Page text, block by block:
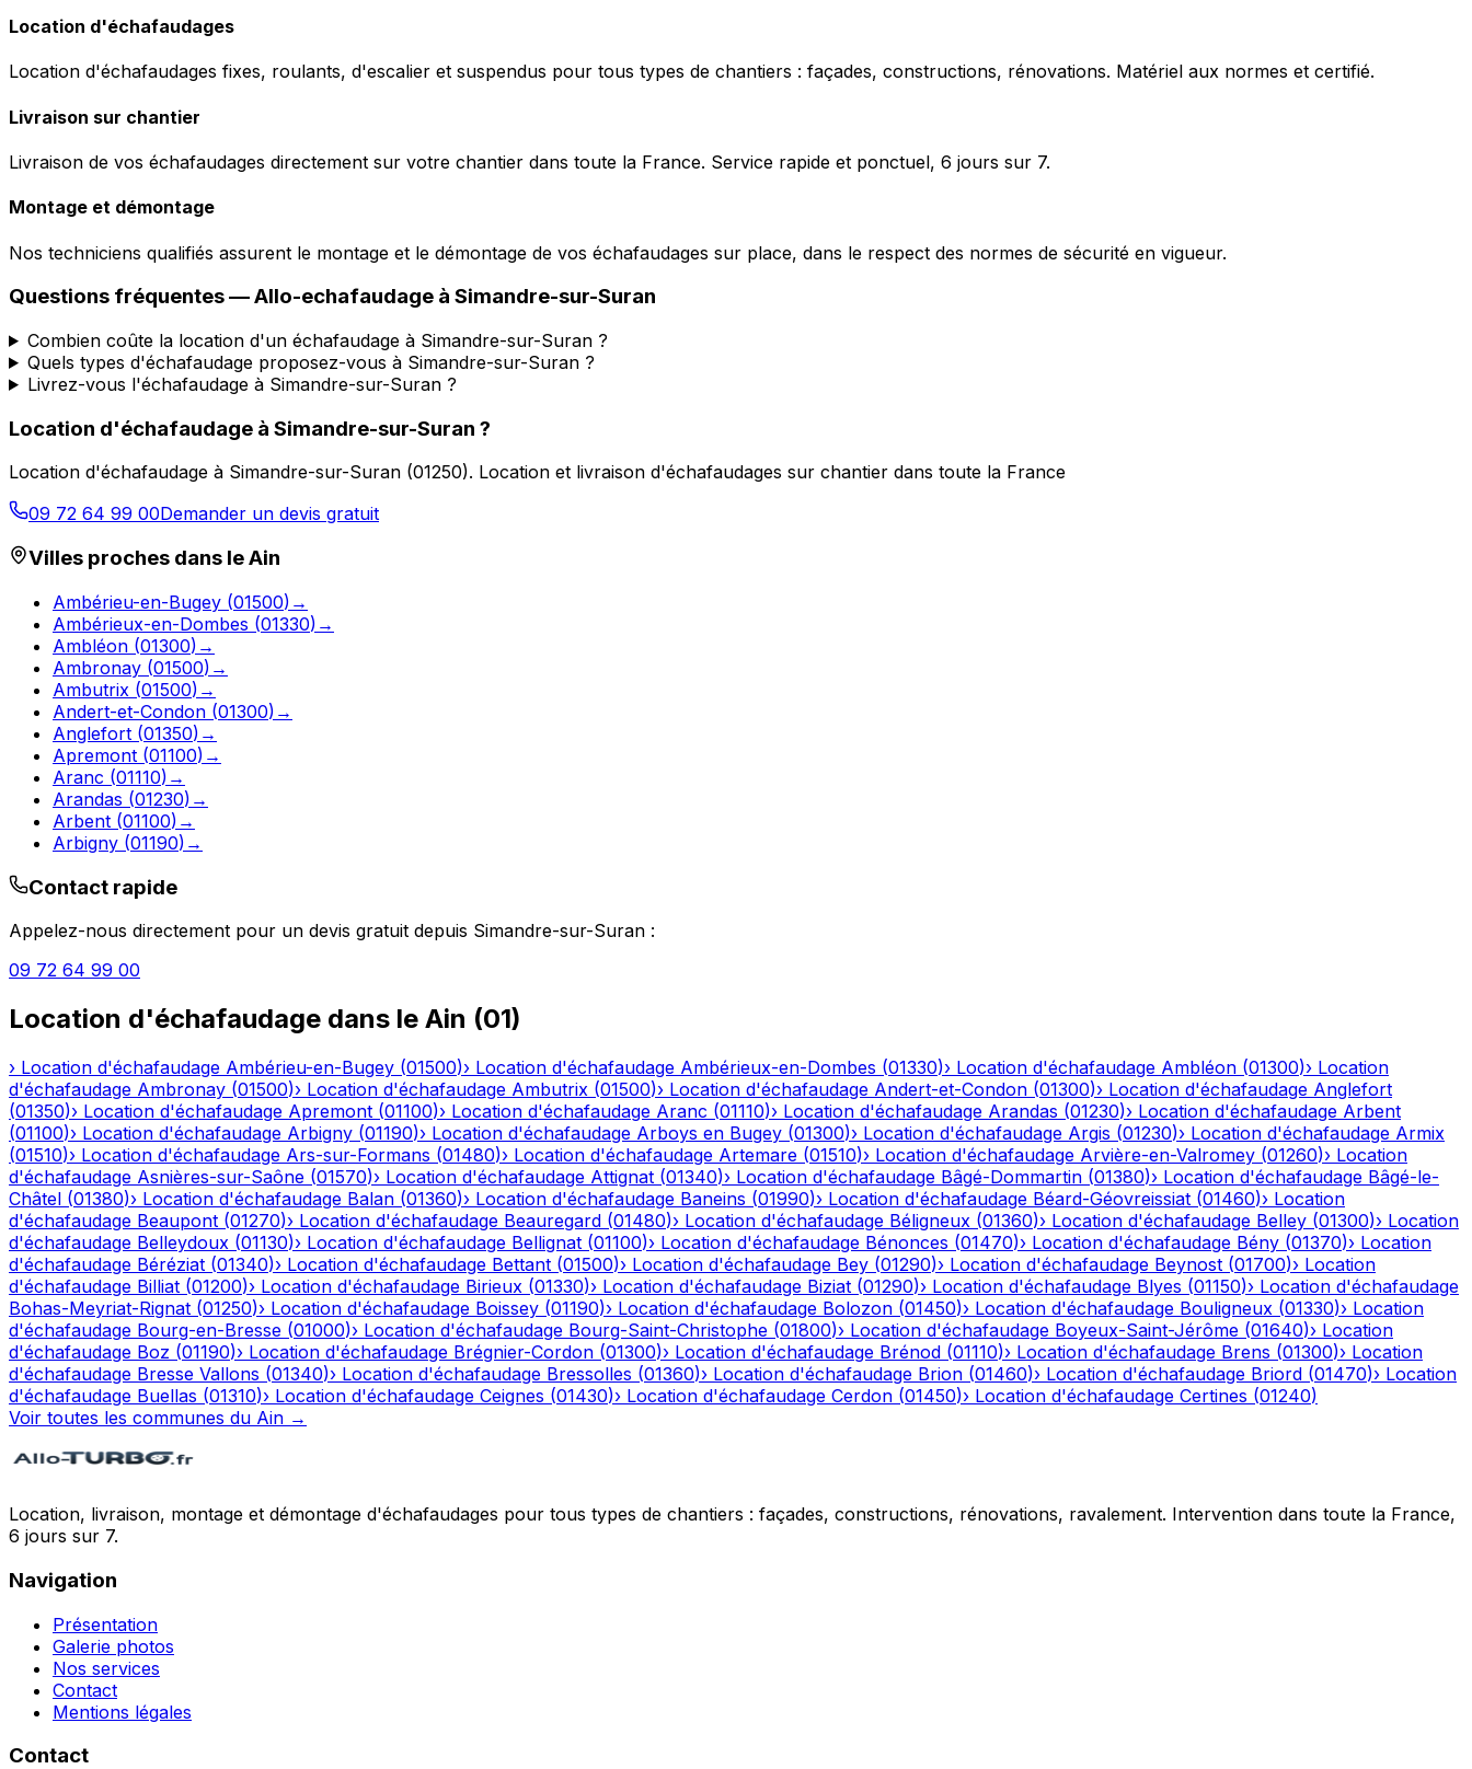
Location d'échafaudages
Location d'échafaudages fixes, roulants, d'escalier et suspendus pour tous types de chantiers : façades, constructions, rénovations. Matériel aux normes et certifié.
Livraison sur chantier
Livraison de vos échafaudages directement sur votre chantier dans toute la France. Service rapide et ponctuel, 6 jours sur 7.
Montage et démontage
Nos techniciens qualifiés assurent le montage et le démontage de vos échafaudages sur place, dans le respect des normes de sécurité en vigueur.
Questions fréquentes —Allo-echafaudage à Simandre-sur-Suran
Combien coûte la location d'un échafaudage à Simandre-sur-Suran ?
Quels types d'échafaudage proposez-vous à Simandre-sur-Suran ?
Livrez-vous l'échafaudage à Simandre-sur-Suran ?
Location d'échafaudage à Simandre-sur-Suran ?
Location d'échafaudage à Simandre-sur-Suran (01250). Location et livraison d'échafaudages sur chantier dans toute la France
09 72 64 99 00Demander un devis gratuit
Villes proches dans leAin
Ambérieu-en-Bugey (01500) →
Ambérieux-en-Dombes (01330) →
Ambléon (01300) →
Ambronay (01500) →
Ambutrix (01500) →
Andert-et-Condon (01300) →
Anglefort (01350) →
Apremont (01100) →
Aranc (01110) →
Arandas (01230) →
Arbent (01100) →
Arbigny (01190) →
Contact rapide
Appelez-nous directement pour un devis gratuit depuis Simandre-sur-Suran :
09 72 64 99 00
Location d'échafaudage dans le Ain (01)
› Location d'échafaudage Ambérieu-en-Bugey (01500)› Location d'échafaudage Ambérieux-en-Dombes (01330)› Location d'échafaudage Ambléon (01300)› Location
d'échafaudage Ambronay (01500)› Location d'échafaudage Ambutrix (01500)› Location d'échafaudage Andert-et-Condon (01300)› Location d'échafaudage Anglefort
(01350)› Location d'échafaudage Apremont (01100)› Location d'échafaudage Aranc (01110)› Location d'échafaudage Arandas (01230)› Location d'échafaudage Arbent
(01100)› Location d'échafaudage Arbigny (01190)› Location d'échafaudage Arboys en Bugey (01300)› Location d'échafaudage Argis (01230)› Location d'échafaudage Armix
(01510)› Location d'échafaudage Ars-sur-Formans (01480)› Location d'échafaudage Artemare (01510)› Location d'échafaudage Arvière-en-Valromey (01260)› Location
d'échafaudage Asnières-sur-Saône (01570)› Location d'échafaudage Attignat (01340)› Location d'échafaudage Bâgé-Dommartin (01380)› Location d'échafaudage Bâgé-le-
Châtel (01380)› Location d'échafaudage Balan (01360)› Location d'échafaudage Baneins (01990)› Location d'échafaudage Béard-Géovreissiat (01460)› Location
d'échafaudage Beaupont (01270)› Location d'échafaudage Beauregard (01480)› Location d'échafaudage Béligneux (01360)› Location d'échafaudage Belley (01300)› Location
d'échafaudage Belleydoux (01130)› Location d'échafaudage Bellignat (01100)› Location d'échafaudage Bénonces (01470)› Location d'échafaudage Bény (01370)› Location
d'échafaudage Béréziat (01340)› Location d'échafaudage Bettant (01500)› Location d'échafaudage Bey (01290)› Location d'échafaudage Beynost (01700)› Location
d'échafaudage Billiat (01200)› Location d'échafaudage Birieux (01330)› Location d'échafaudage Biziat (01290)› Location d'échafaudage Blyes (01150)› Location d'échafaudage
Bohas-Meyriat-Rignat (01250)› Location d'échafaudage Boissey (01190)› Location d'échafaudage Bolozon (01450)› Location d'échafaudage Bouligneux (01330)› Location
d'échafaudage Bourg-en-Bresse (01000)› Location d'échafaudage Bourg-Saint-Christophe (01800)› Location d'échafaudage Boyeux-Saint-Jérôme (01640)› Location
d'échafaudage Boz (01190)› Location d'échafaudage Brégnier-Cordon (01300)› Location d'échafaudage Brénod (01110)› Location d'échafaudage Brens (01300)› Location
d'échafaudage Bresse Vallons (01340)› Location d'échafaudage Bressolles (01360)› Location d'échafaudage Brion (01460)› Location d'échafaudage Briord (01470)› Location
d'échafaudage Buellas (01310)› Location d'échafaudage Ceignes (01430)› Location d'échafaudage Cerdon (01450)› Location d'échafaudage Certines (01240)
Voir toutes les communes du Ain →
Location, livraison, montage et démontage d'échafaudages pour tous types de chantiers : façades, constructions, rénovations, ravalement. Intervention dans toute la France,
6 jours sur 7.
Navigation
Présentation
Galerie photos
Nos services
Contact
Mentions légales
Contact